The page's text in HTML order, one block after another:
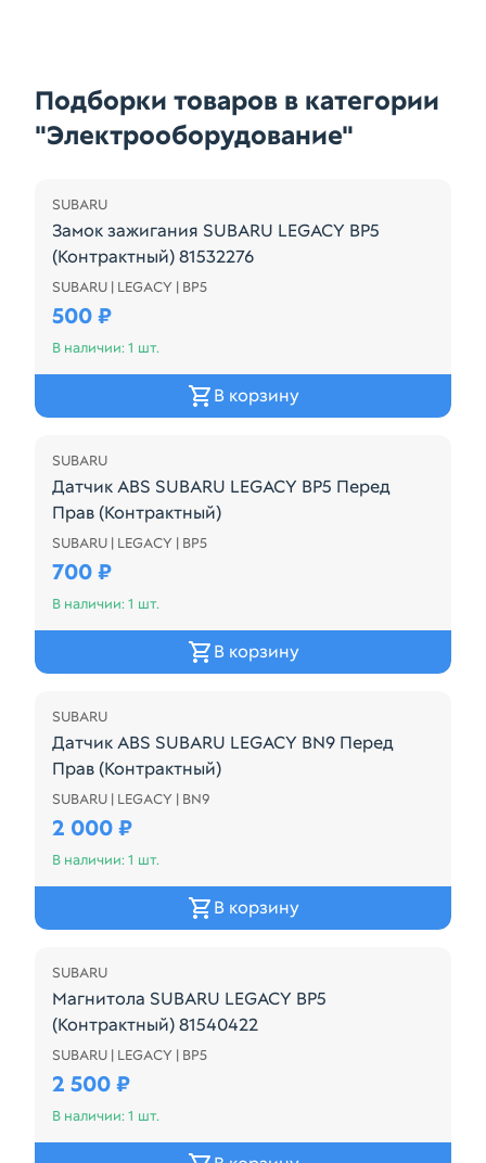
Подборки товаров в категории
"Электрооборудование"
SUBARU
Замок зажигания SUBARU LEGACY BP5
(Контрактный) 81532276
Замок зажигания SUBARU LEGACY BP5
SUBARU | LEGACY | BP5
500 ₽
В наличии: 1 шт.
В корзину
SUBARU
Датчик ABS SUBARU LEGACY BP5 Перед
Прав (Контрактный)
Датчик ABS SUBARU LEGACY BP5 Перед Прав
SUBARU | LEGACY | BP5
700 ₽
В наличии: 1 шт.
В корзину
SUBARU
Датчик ABS SUBARU LEGACY BN9 Перед
Прав (Контрактный)
Датчик ABS SUBARU LEGACY BN9 Перед Прав
SUBARU | LEGACY | BN9
2 000 ₽
В наличии: 1 шт.
В корзину
SUBARU
Магнитола SUBARU LEGACY BP5
(Контрактный) 81540422
С КЛИМАТ- КОНТРОЛЕМ
SUBARU | LEGACY | BP5
2 500 ₽
В наличии: 1 шт.